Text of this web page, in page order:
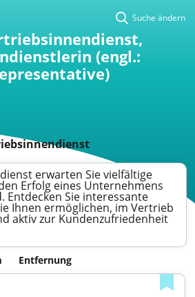
Suche ändern
(engl.:
erwarten Sie vielfältige
Erfolg eines Unternehmens
Entdecken Sie interessante
Ihnen ermöglichen, im Vertrieb
aktiv zur Kundenzufriedenheit
Entfernung